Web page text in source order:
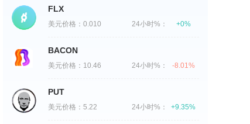
FLX
美元价格： 0.010 24小时%： +0%
BACON
美元价格： 10.46 24小时%： -8.01%
PUT
美元价格： 5.22 24小时%： +9.35%